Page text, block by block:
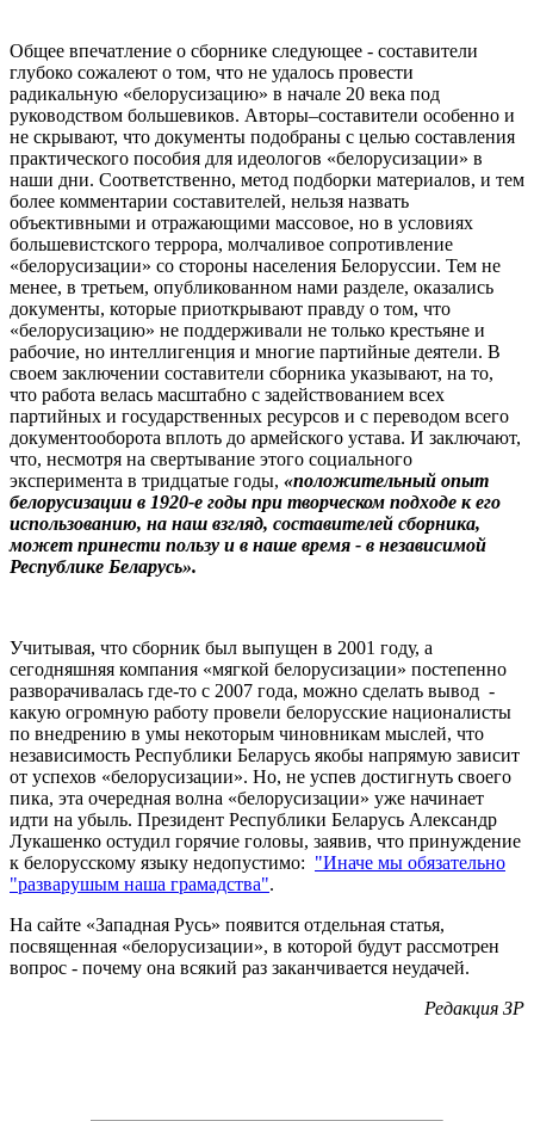
Общее впечатление о сборнике следующее - составители
глубоко сожалеют о том, что не удалось провести
радикальную «белорусизацию» в начале 20 века под
руководством большевиков. Авторы–составители особенно и
не скрывают, что документы подобраны с целью составления
практического пособия для идеологов «белорусизации» в
наши дни. Соответственно, метод подборки материалов, и тем
более комментарии составителей, нельзя назвать
объективными и отражающими массовое, но в условиях
большевистского террора, молчаливое сопротивление
«белорусизации» со стороны населения Белоруссии. Тем не
менее, в третьем, опубликованном нами разделе, оказались
документы, которые приоткрывают правду о том, что
«белорусизацию» не поддерживали не только крестьяне и
рабочие, но интеллигенция и многие партийные деятели. В
своем заключении составители сборника указывают, на то,
что работа велась масштабно с задействованием всех
партийных и государственных ресурсов и с переводом всего
документооборота вплоть до армейского устава. И заключают,
что, несмотря на свертывание этого социального
эксперимента в тридцатые годы, «положительный опыт
белорусизации в 1920-е годы при творческом подходе к его
использованию, на наш взгляд, составителей сборника,
может принести пользу и в наше время - в независимой
Республике Беларусь».
Учитывая, что сборник был выпущен в 2001 году, а
сегодняшняя компания «мягкой белорусизации» постепенно
разворачивалась где-то с 2007 года, можно сделать вывод -
какую огромную работу провели белорусские националисты
по внедрению в умы некоторым чиновникам мыслей, что
независимость Республики Беларусь якобы напрямую зависит
от успехов «белорусизации». Но, не успев достигнуть своего
пика, эта очередная волна «белорусизации» уже начинает
идти на убыль. Президент Республики Беларусь Александр
Лукашенко остудил горячие головы, заявив, что принуждение
к белорусскому языку недопустимо: "Иначе мы обязательно
"разварушым наша грамадства".
На сайте «Западная Русь» появится отдельная статья,
посвященная «белорусизации», в которой будут рассмотрен
вопрос - почему она всякий раз заканчивается неудачей.
Редакция ЗР